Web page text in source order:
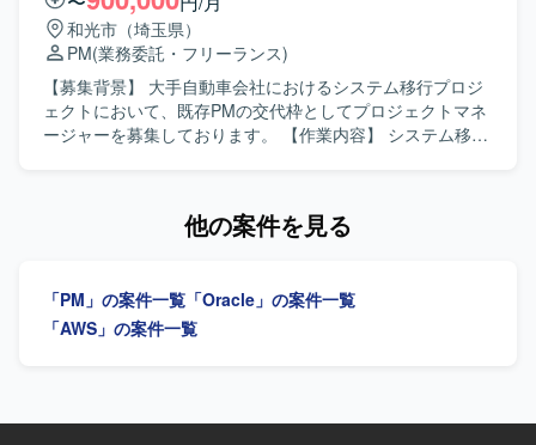
ータ移行対応にも携わっていただきます。リーダーのサポ
ートポジションとして、状況に応じて主体的に動いていた
だきます。 【求める人物像】 基本設計以降の工程を自走し
て遂行できる方を求めております。チームメンバーやリー
ダーと連携しながらも、自ら課題を発見し主体的に対応で
きる方、コミュニケーションを取りながら柔軟に業務を進
を通じて継続的なスキルアップが可能です。少人数チーム
Java、SpringBoot、SQLを用いたWebシステムの開発環境
となります。一部でPythonを利用したシステムも存在して
和光市（埼玉県）
PM(業務委託・フリーランス)
【募集背景】 大手自動車会社におけるシステム移行プロジ
ェクトにおいて、既存PMの交代枠としてプロジェクトマネ
ージャーを募集しております。 【作業内容】 システム移行
の完遂に向けたマネジメント業務を遂行していただきま
ております。関係者と円滑にコミュニケーションを取りな
がら、状況に応じて柔軟に判断・対応いただける方が望ま
リードでき、これまでのマネジメント経験を存分に活かし
他の案件を見る
「PM」の案件一覧 「Oracle」の案件一覧
「AWS」の案件一覧